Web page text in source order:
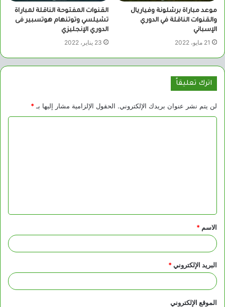
موعد مباراة برشلونة وفياريال
والقنوات الناقلة في الدوري
الإسباني
21 مايو، 2022
القنوات المفتوحة الناقلة لمباراة
تشيلسي وتوتنهام هوتسبير فى
الدوري الإنجليزي
23 يناير، 2022
اترك تعليقاً
لن يتم نشر عنوان بريدك الإلكتروني. الحقول الإلزامية مشار إليها بـ *
ق
*
الاسم *
البريد الإلكتروني*
الموقع الإلكتروني